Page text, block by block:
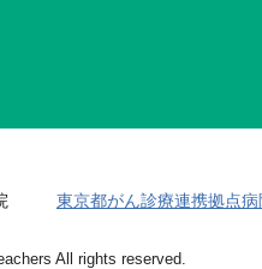
東京都がん診療連携拠点病
All rights reserved.